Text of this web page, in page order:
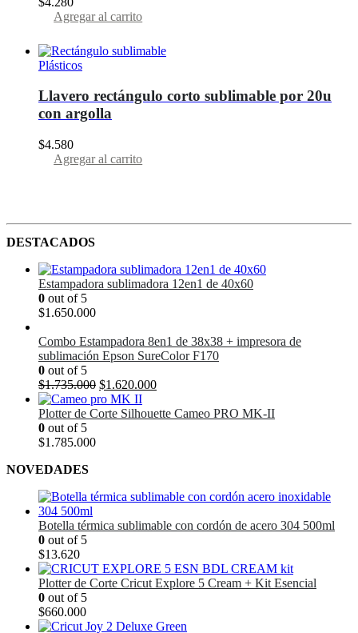
Agregar al carrito
Plásticos
Llavero rectángulo corto sublimable por 20u
con argolla
$4.580
Agregar al carrito
DESTACADOS
Estampadora sublimadora 12en1 de 40x60
0 out of 5
$1.650.000
Combo Estampadora 8en1 de 38x38 + impresora de
sublimación Epson SureColor F170
0 out of 5
$1.735.000 El
precio
original
$1.620.000El
actual
Plotter de Corte Silhouette Cameo PRO MK-II
0 out of 5
$1.785.000
NOVEDADES
Botella térmica sublimable con cordón de acero 304 500ml
0 out of 5
$13.620
Plotter de Corte Cricut Explore 5 Cream + Kit Esencial
0 out of 5
$660.000